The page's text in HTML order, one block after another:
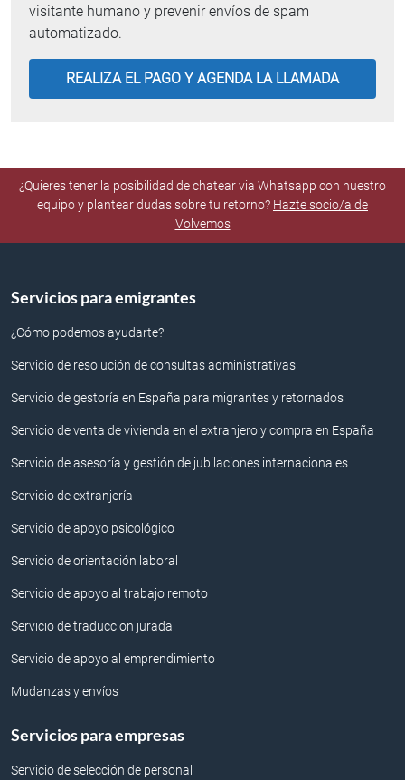
visitante humano y prevenir envíos de spam
automatizado.
¿Quieres tener la posibilidad de chatear via Whatsapp con nuestro
equipo y plantear dudas sobre tu retorno? Hazte socio/a de
Volvemos
Servicios para emigrantes
¿Cómo podemos ayudarte?
Servicio de resolución de consultas administrativas
Servicio de gestoría en España para migrantes y retornados
Servicio de venta de vivienda en el extranjero y compra en España
Servicio de asesoría y gestión de jubilaciones internacionales
Servicio de extranjería
Servicio de apoyo psicológico
Servicio de orientación laboral
Servicio de apoyo al trabajo remoto
Servicio de traduccion jurada
Servicio de apoyo al emprendimiento
Mudanzas y envíos
Servicios para empresas
Servicio de selección de personal